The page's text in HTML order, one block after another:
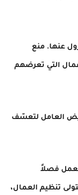
عنها. منع
التي تعرضهم
العامل لتعسّف
فصلاً
تنظيم العمال،